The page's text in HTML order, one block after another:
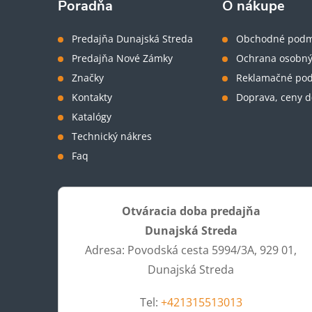
Poradňa
Predajňa Dunajská Streda
Predajňa Nové Zámky
Značky
Kontakty
Katalógy
Technický nákres
Faq
O nákupe
Obchodné
Ochrana
Reklamačné
Doprava, ceny
Otváracia doba predajňa
Dunajská Streda
Adresa: Povodská cesta 5994/3A, 929 01,
Dunajská Streda
Tel: +421315513013